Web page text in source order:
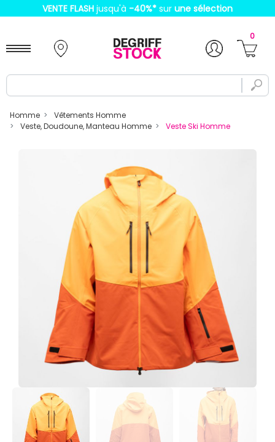
VENTE FLASH jusqu'à -40%* sur une sélection
0
Homme
Vêtements Homme
Veste, Doudoune, Manteau Homme
Veste Ski Homme